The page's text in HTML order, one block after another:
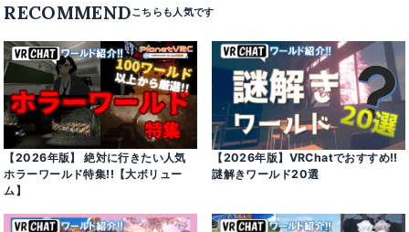
RECOMMEND
【2026年版】 絶対に行きたい人気
ホラーワールド特集!!【大ボリュー
ム】
【2026年版】VRChatでおすすめ!!
謎解きワールド20選